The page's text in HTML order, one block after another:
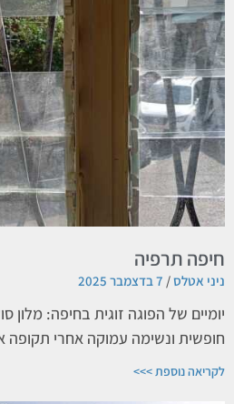
חיפה תרפיה
ניני אטלס
יומיים של הפוגה זוגית בחיפה: מלון
חופשית ונשימה עמוקה אחרי תקופה
לקריאה נוספת >>>